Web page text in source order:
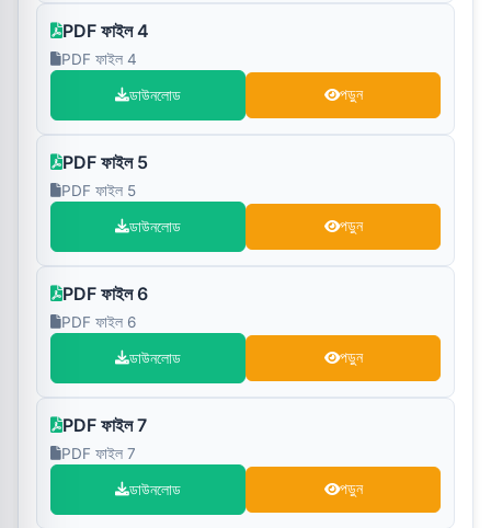
PDF ফাইল 4
PDF ফাইল 4
ডাউনলোড পড়ুন
PDF ফাইল 5
PDF ফাইল 5
ডাউনলোড পড়ুন
PDF ফাইল 6
PDF ফাইল 6
ডাউনলোড পড়ুন
PDF ফাইল 7
PDF ফাইল 7
ডাউনলোড পড়ুন